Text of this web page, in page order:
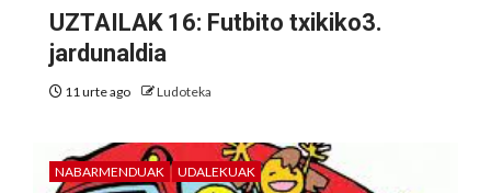
UZTAILAK 16: Futbito txikiko3.
jardunaldia
11 urte ago Ludoteka
NABARMENDUAK UDALEKUAK